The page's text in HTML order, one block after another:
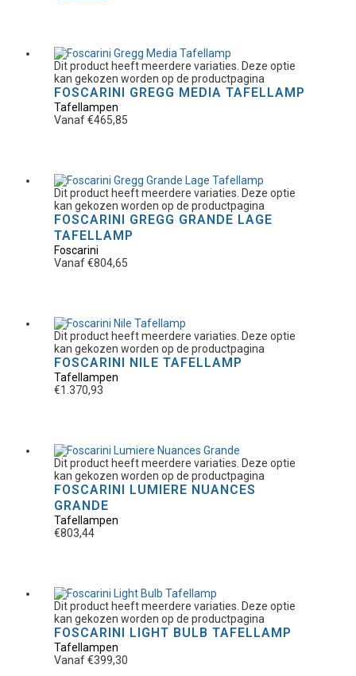
Dit product heeft meerdere variaties. Deze optie
kan gekozen worden op de productpagina
FOSCARINI GREGG MEDIA TAFELLAMP
Tafellampen
Vanaf€465,85
Dit product heeft meerdere variaties. Deze optie
kan gekozen worden op de productpagina
FOSCARINI GREGG GRANDE LAGE
TAFELLAMP
Foscarini
Vanaf€804,65
Dit product heeft meerdere variaties. Deze optie
kan gekozen worden op de productpagina
FOSCARINI NILE TAFELLAMP
Tafellampen
€1.370,93
Dit product heeft meerdere variaties. Deze optie
kan gekozen worden op de productpagina
FOSCARINI LUMIERE NUANCES
GRANDE
Tafellampen
€803,44
Dit product heeft meerdere variaties. Deze optie
kan gekozen worden op de productpagina
FOSCARINI LIGHT BULB TAFELLAMP
Tafellampen
Vanaf€399,30